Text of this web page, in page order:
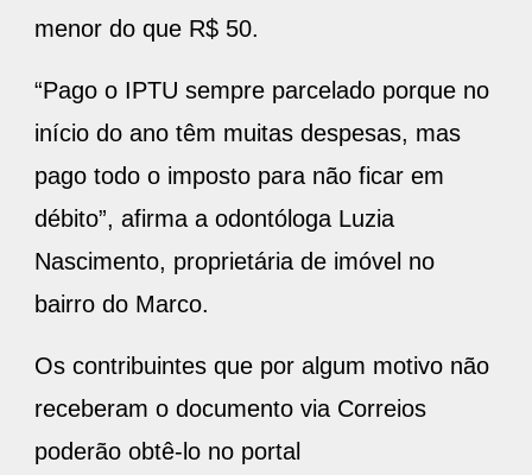
menor do que R$ 50.
“Pago o IPTU sempre parcelado porque no
início do ano têm muitas despesas, mas
pago todo o imposto para não ficar em
débito”, afirma a odontóloga Luzia
Nascimento, proprietária de imóvel no
bairro do Marco.
Os contribuintes que por algum motivo não
receberam o documento via Correios
poderão obtê-lo no portal